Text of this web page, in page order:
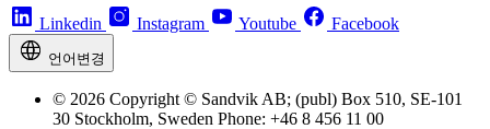
Linkedin Instagram Youtube Facebook
언어변경
© 2026 Copyright © Sandvik AB; (publ) Box 510, SE-101
30 Stockholm, Sweden Phone: +46 8 456 11 00